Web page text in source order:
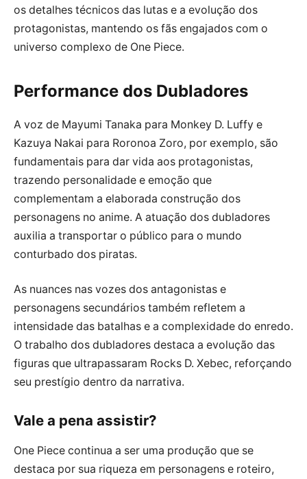
os detalhes técnicos das lutas e a evolução dos
protagonistas, mantendo os fãs engajados com o
universo complexo de One Piece.
Performance dos Dubladores
A voz de Mayumi Tanaka para Monkey D. Luffy e
Kazuya Nakai para Roronoa Zoro, por exemplo, são
fundamentais para dar vida aos protagonistas,
trazendo personalidade e emoção que
complementam a elaborada construção dos
personagens no anime. A atuação dos dubladores
auxilia a transportar o público para o mundo
conturbado dos piratas.
As nuances nas vozes dos antagonistas e
personagens secundários também refletem a
intensidade das batalhas e a complexidade do enredo.
O trabalho dos dubladores destaca a evolução das
figuras que ultrapassaram Rocks D. Xebec, reforçando
seu prestígio dentro da narrativa.
Vale a pena assistir?
One Piece continua a ser uma produção que se
destaca por sua riqueza em personagens e roteiro,